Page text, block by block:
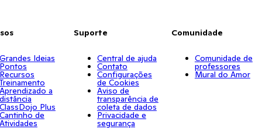
Grandes Ideias
Pontos
Recursos
Aprendizado a
distância
ClassDojo Plus
Cantinho de
Atividades
Suporte
Central de ajuda
Contato
Configurações
de Cookies
Aviso de
transparência de
coleta de dados
Privacidade e
segurança
Comunidade
Comunidade de
professores
Mural do Amor